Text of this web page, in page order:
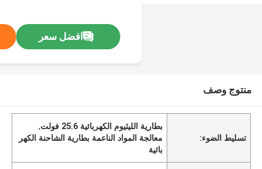
افضل سعر
منتوج وصف
تسليط الضوء:
بطارية الليثيوم الكهربائية 25.6 فولت
,
معالجة المواد الناعمة بطارية الشاحنة الكهر
بائية